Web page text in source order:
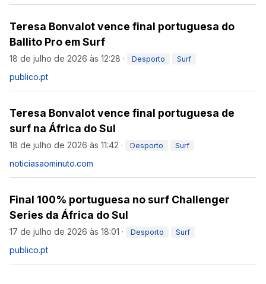
Teresa Bonvalot vence final portuguesa do
Ballito Pro em Surf
18 de julho de 2026 às 12:28 · Desporto Surf
publico.pt
Teresa Bonvalot vence final portuguesa de
surf na África do Sul
18 de julho de 2026 às 11:42 · Desporto Surf
noticiasaominuto.com
Final 100% portuguesa no surf Challenger
Series da África do Sul
17 de julho de 2026 às 18:01 · Desporto Surf
publico.pt